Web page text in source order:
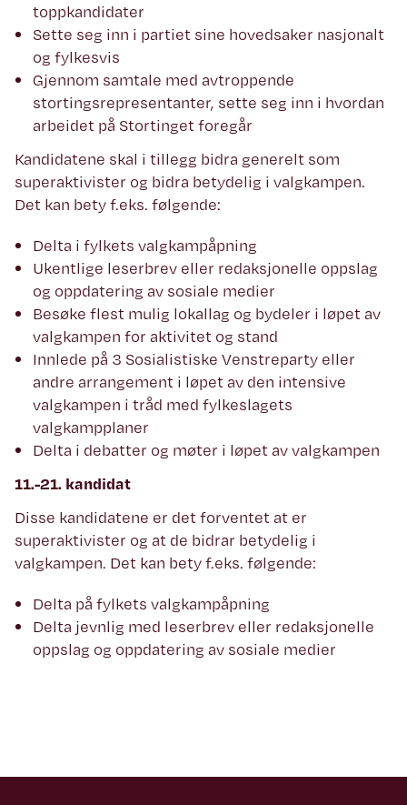
toppkandidater
Sette seg inn i partiet sine hovedsaker nasjonalt
og fylkesvis
Gjennom samtale med avtroppende
stortingsrepresentanter, sette seg inn i hvordan
arbeidet på Stortinget foregår
Kandidatene skal i tillegg bidra generelt som
superaktivister og bidra betydelig i valgkampen.
Det kan bety f.eks. følgende:
Delta i fylkets valgkampåpning
Ukentlige leserbrev eller redaksjonelle oppslag
og oppdatering av sosiale medier
Besøke flest mulig lokallag og bydeler i løpet av
valgkampen for aktivitet og stand
Innlede på 3 Sosialistiske Venstreparty eller
andre arrangement i løpet av den intensive
valgkampen i tråd med fylkeslagets
valgkampplaner
Delta i debatter og møter i løpet av valgkampen
11.-21. kandidat
Disse kandidatene er det forventet at er
superaktivister og at de bidrar betydelig i
valgkampen. Det kan bety f.eks. følgende:
Delta på fylkets valgkampåpning
Delta jevnlig med leserbrev eller redaksjonelle
oppslag og oppdatering av sosiale medier